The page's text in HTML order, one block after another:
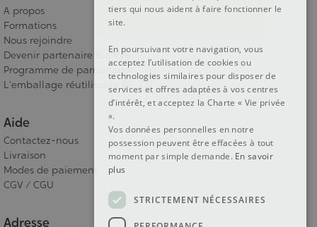
A propos
Formations
Nous rejoindre
Devenir partenaire Bioflore
Programme de parrainage
L'emballage réutilisable RE-ZIP
Aide
Contactez-nous
Livraison
Modes de paiement
CGV / CGU
Adresse
tiers qui nous aident à faire fonctionner le
site.
En poursuivant votre navigation, vous
acceptez l’utilisation de cookies ou
technologies similaires pour disposer de
services et offres adaptées à vos centres
d’intérêt, et acceptez la Charte « Vie privée
».
Vos données personnelles en notre
possession peuvent être effacées à tout
moment par simple demande. En savoir
plus
STRICTEMENT NÉCESSAIRES